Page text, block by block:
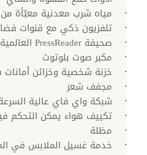
مياه شرب معدنية معبّأة من Six Senses
تلفزيون ذكي مع قنوات
صحيفة PressReader العالمية
مكبر صوت بلوتوث
خزنة شخصية وخزائن
مجفف شعر
شبكة واي فاي عالية
تكييف هواء يمكن التحكم
مظلة
خدمة غسيل الملابس في